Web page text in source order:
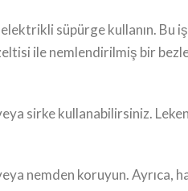
süpürge kullanın. Bu
ile nemlendirilmiş bir bezle
sirke kullanabilirsiniz.
nemden koruyun.